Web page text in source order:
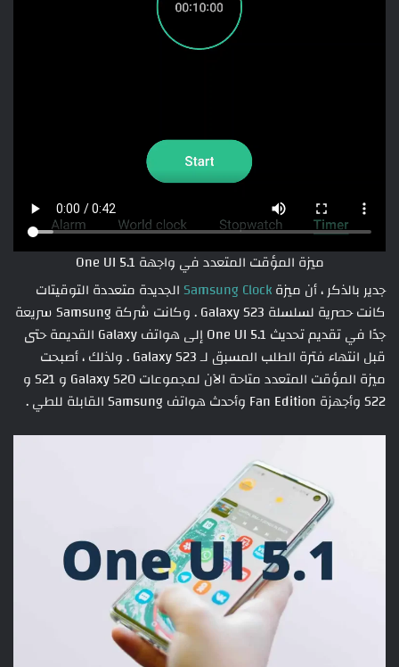
ميزة المؤقت المتعدد في واجهة One UI 5.1
جدير بالذكر ، أن ميزةSamsung Clock الجديدة متعددة التوقيتات
كانت حصرية لسلسلة Galaxy S23 . وكانت شركة Samsung سريعة
جدًا في تقديم تحديث One UI 5.1 إلى هواتف Galaxy القديمة حتى
قبل انتهاء فترة الطلب المسبق لـ Galaxy S23 . ولذلك ، أصبحت
ميزة المؤقت المتعدد متاحة الآن لمجموعات Galaxy S20 و S21 و
S22 وأجهزة Fan Edition وأحدث هواتف Samsung القابلة للطي .